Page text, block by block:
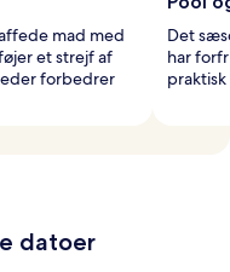
mad med
et strejf af
forbedrer
Det
har
datoer